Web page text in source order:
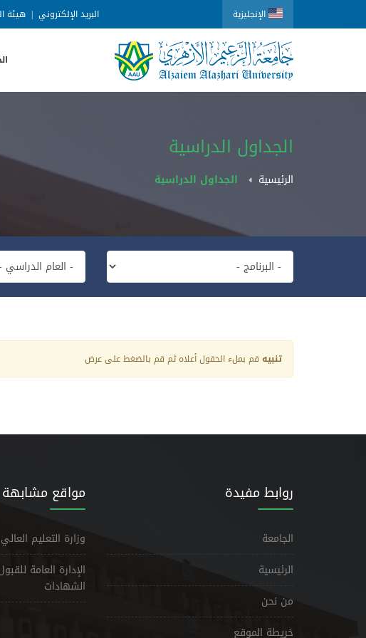
الإنجليزية البريد الإلكتروني | هيئة
الجداول الدراسية
الرئيسية الجداول الدراسية
تنبيه قم بملء الحقول أعلاه ثم قم بالضغط على عرض
روابط مفيدة
الجامعة
الرئيسية
من نحن
خريطة الموقع
مواقع مشابهة
وزارة التعليم
الإدارة العامة
الشهادات